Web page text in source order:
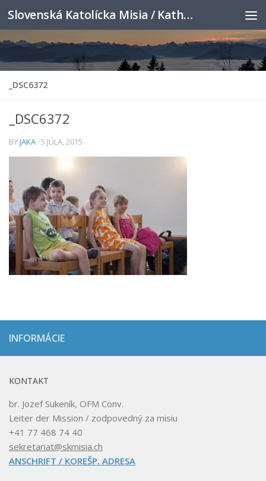
Skip to content Slovenská Katolícka Misia / Katholische Slowakenmission
_DSC6372
_DSC6372
BYJAKA · 5 JÚLA, 2015
INFORMÁCIE
KONTAKT
br. Jozef Sukeník, OFM Conv.
Leiter der Mission / zodpovedný za misiu
+41 77 468 74 40
sekretariat@skmisia.ch
ANSCHRIFT / KOREŠP. ADRESA